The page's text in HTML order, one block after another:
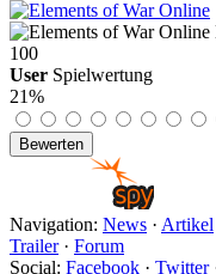
100
User Spielwertung
21%
Navigation: News · Artikel
Trailer· Forum
Social: Facebook · Twitter